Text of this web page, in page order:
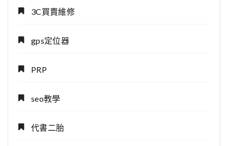
3C買賣維修
gps定位器
PRP
seo教學
代書二胎